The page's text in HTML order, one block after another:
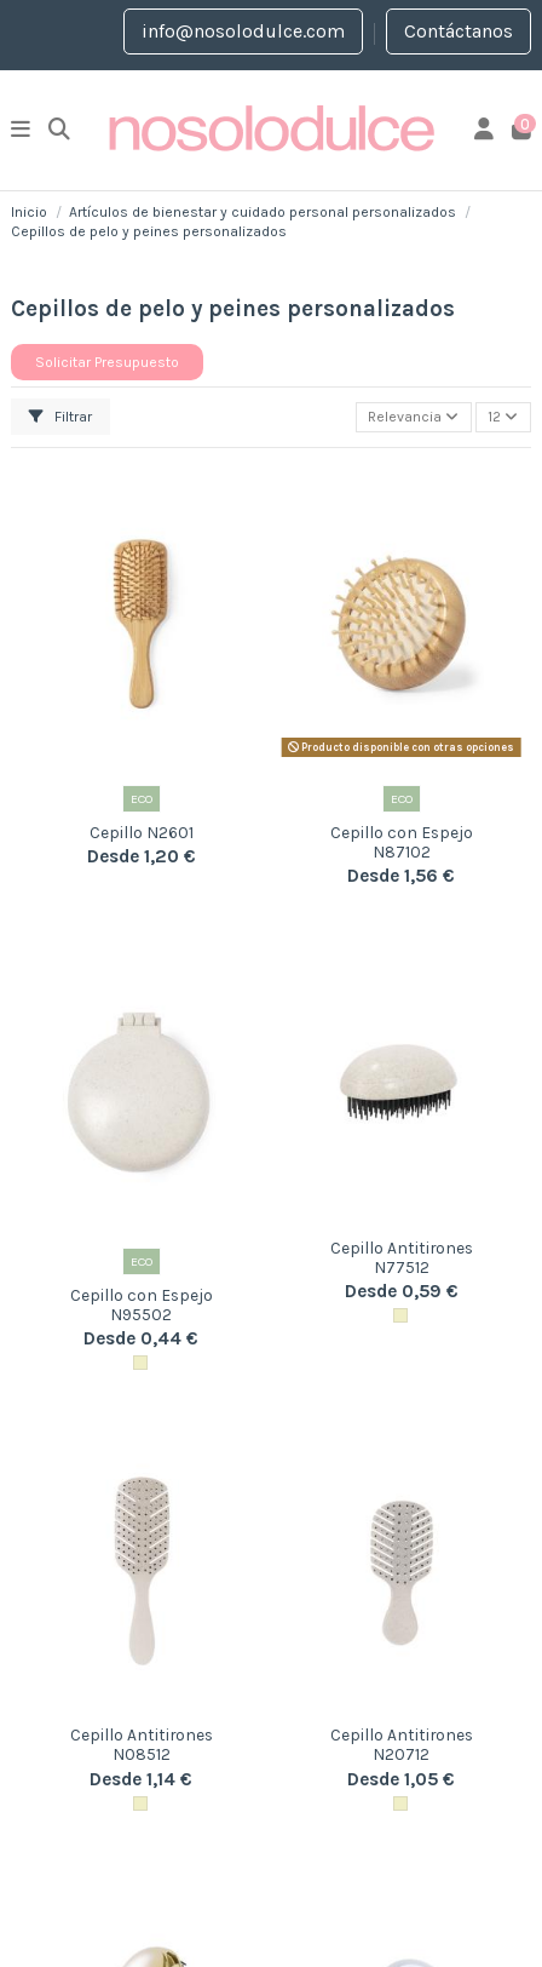
info@nosolodulce.com Contáctanos
0
Inicio
Artículos de bienestar y cuidado personal personalizados
Cepillos de pelo y peines personalizados
Cepillos de pelo y peines personalizados
Solicitar Presupuesto
Filtrar Relevancia 12
ECO
Cepillo N2601
Desde 1,20 €
Producto disponible con otras opciones
ECO
Cepillo con Espejo
N87102
Desde 1,56 €
ECO
Cepillo con Espejo
N95502
Desde 0,44 €
Cepillo Antitirones
N77512
Desde 0,59 €
Cepillo Antitirones
N08512
Desde 1,14 €
Cepillo Antitirones
N20712
Desde 1,05 €